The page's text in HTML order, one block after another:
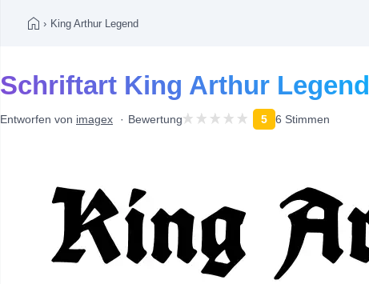
› King Arthur Legend
Schriftart King Arthur Legend
Entworfen von imagex Bewertung 5 6 Stimmen